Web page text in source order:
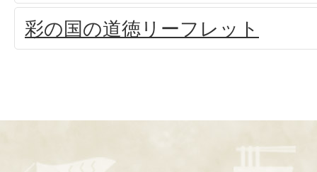
彩の国の道徳リーフレット